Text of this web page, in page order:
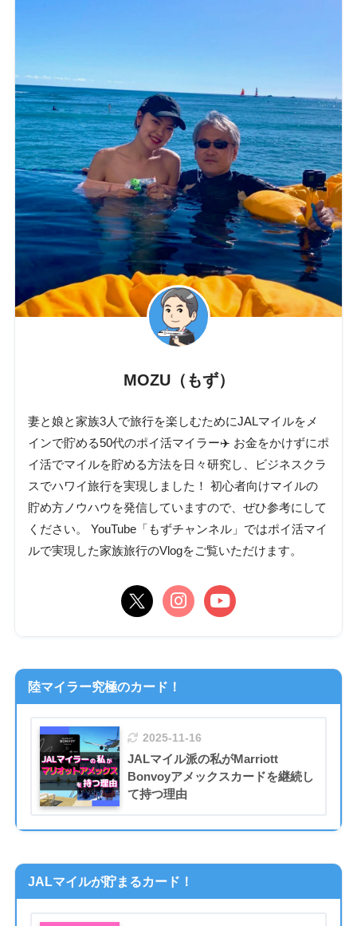
MOZU（もず）
妻と娘と家族3人で旅行を楽しむためにJALマイルをメ
インで貯める50代のポイ活マイラー✈️ お金をかけずにポ
イ活でマイルを貯める方法を日々研究し、ビジネスクラ
スでハワイ旅行を実現しました！ 初心者向けマイルの
貯め方ノウハウを発信していますので、ぜひ参考にして
ください。 YouTube「もずチャンネル」ではポイ活マイ
ルで実現した家族旅行のVlogをご覧いただけます。
陸マイラー究極のカード！
2025-11-16
JALマイル派の私がMarriott
Bonvoyアメックスカードを継続し
て持つ理由
JALマイルが貯まるカード！